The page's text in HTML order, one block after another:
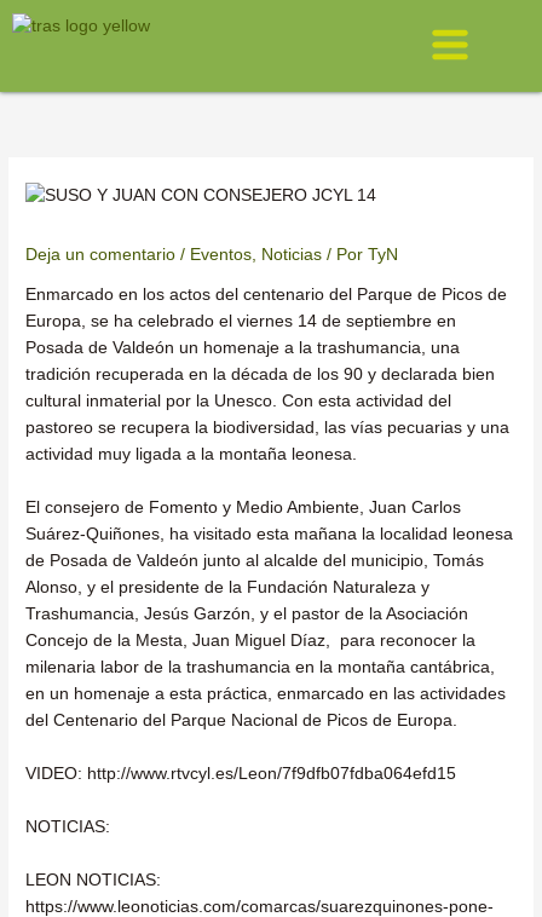
Deja un comentario / Eventos Noticias / PorTyN
Enmarcado en los actos del centenario del Parque de Picos de
Europa, se ha celebrado el viernes 14 de septiembre en
Posada de Valdeón un homenaje a la trashumancia, una
tradición recuperada en la década de los 90 y declarada bien
cultural inmaterial por la Unesco. Con esta actividad del
pastoreo se recupera la biodiversidad, las vías pecuarias y una
actividad muy ligada a la montaña leonesa.
El consejero de Fomento y Medio Ambiente, Juan Carlos
Suárez-Quiñones, ha visitado esta mañana la localidad leonesa
de Posada de Valdeón junto al alcalde del municipio, Tomás
Alonso, y el presidente de la Fundación Naturaleza y
Trashumancia, Jesús Garzón, y el pastor de la Asociación
Concejo de la Mesta, Juan Miguel Díaz, para reconocer la
milenaria labor de la trashumancia en la montaña cantábrica,
en un homenaje a esta práctica, enmarcado en las actividades
del Centenario del Parque Nacional de Picos de Europa.
VIDEO: http://www.rtvcyl.es/Leon/7f9dfb07fdba064efd15
NOTICIAS:
LEON NOTICIAS:
https://www.leonoticias.com/comarcas/suarezquinones-pone-